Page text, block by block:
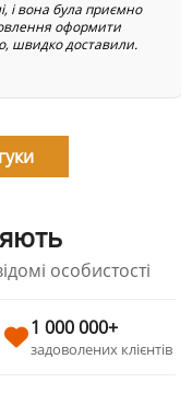
і вона була приємно
оформити
швидко доставили.
особистості
1 000 000+
задоволених клієнтів